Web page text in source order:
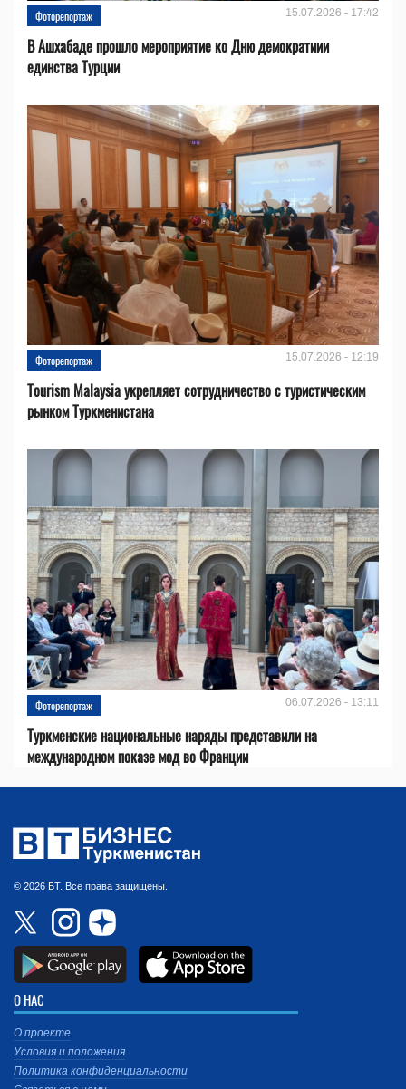
Фоторепортаж 15.07.2026 - 17:42
В Ашхабаде прошло мероприятие ко Дню демократиии
единства Турции
Фоторепортаж 15.07.2026 - 12:19
Tourism Malaysia укрепляет сотрудничество с туристическим
рынком Туркменистана
Фоторепортаж 06.07.2026 - 13:11
Туркменские национальные наряды представили на
международном показе мод во Франции
© 2026 БТ. Все права защищены.
О НАС
О проекте
Условия и положения
Политика конфиденциальности